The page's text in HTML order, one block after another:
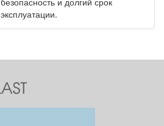
эксплуатации.